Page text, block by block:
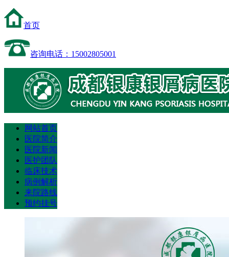
首页
咨询电话：15002805001
网站首页
医院简介
医院新闻
医护团队
临床技术
病例解析
来院路线
预约挂号